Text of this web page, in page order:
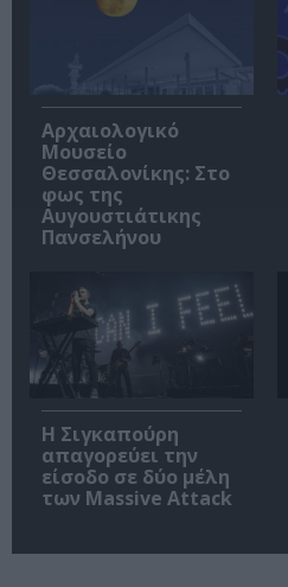
Αρχαιολογικό
Μουσείο
Θεσσαλονίκης: Στο
φως της
Αυγουστιάτικης
Πανσελήνου
Η Σιγκαπούρη
απαγορεύει την
είσοδο σε δύο μέλη
των Massive Attack